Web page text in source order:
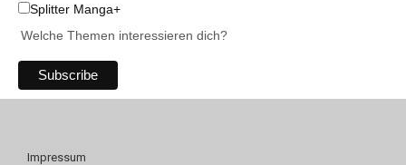
Splitter Manga+
Welche Themen interessieren dich?
Impressum